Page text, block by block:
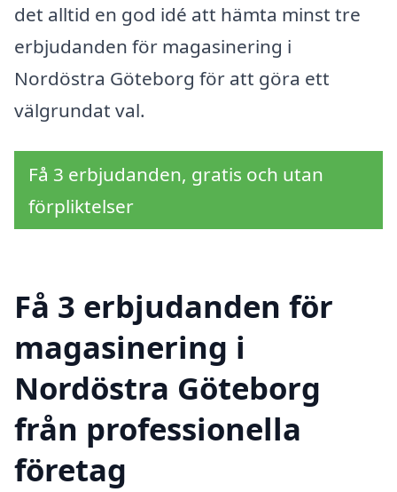
det alltid en god idé att hämta minst tre
erbjudanden för magasinering i
Nordöstra Göteborg för att göra ett
välgrundat val.
Få 3 erbjudanden, gratis och utan
förpliktelser
Få 3 erbjudanden för
magasinering i
Nordöstra Göteborg
från professionella
företag